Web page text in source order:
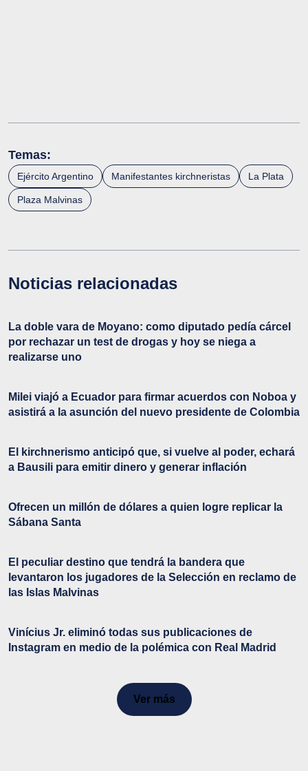
Temas:
Ejército Argentino Manifestantes kirchneristas La Plata
Plaza Malvinas
Noticias relacionadas
La doble vara de Moyano: como diputado pedía cárcel
por rechazar un test de drogas y hoy se niega a
realizarse uno
Milei viajó a Ecuador para firmar acuerdos con Noboa y
asistirá a la asunción del nuevo presidente de Colombia
El kirchnerismo anticipó que, si vuelve al poder, echará
a Bausili para emitir dinero y generar inflación
Ofrecen un millón de dólares a quien logre replicar la
Sábana Santa
El peculiar destino que tendrá la bandera que
levantaron los jugadores de la Selección en reclamo de
las Islas Malvinas
Vinícius Jr. eliminó todas sus publicaciones de
Instagram en medio de la polémica con Real Madrid
Ver más